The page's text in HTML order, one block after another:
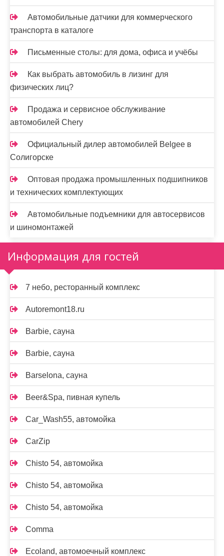
Автомобильные датчики для коммерческого
транспорта в каталоге
Письменные столы: для дома, офиса и учёбы
Как выбрать автомобиль в лизинг для
физических лиц?
Продажа и сервисное обслуживание
автомобилей Chery
Официальный дилер автомобилей Belgee в
Солигорске
Оптовая продажа промышленных подшипников
и технических комплектующих
Автомобильные подъемники для автосервисов
и шиномонтажей
Информация для гостей
7 небо, ресторанный комплекс
Autoremont18.ru
Barbie, сауна
Barbie, сауна
Barselona, сауна
Beer&Spa, пивная купель
Car_Wash55, автомойка
CarZip
Chisto 54, автомойка
Chisto 54, автомойка
Chisto 54, автомойка
Comma
Ecoland, автомоечный комплекс